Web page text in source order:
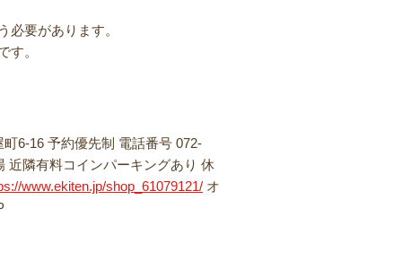
必要があります。
す。
6-16 予約優先制 電話番号 072-
近隣有料コインパーキングあり 休
www.ekiten.jp/shop_61079121/ オ